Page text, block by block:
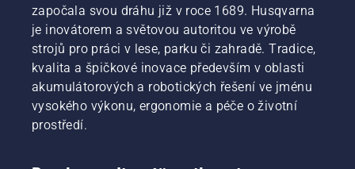
započala svou dráhu již v roce 1689. Husqvarna
je inovátorem a světovou autoritou ve výrobě
strojů pro práci v lese, parku či zahradě. Tradice,
kvalita a špičkové inovace především v oblasti
akumulátorových a robotických řešení ve jménu
vysokého výkonu, ergonomie a péče o životní
prostředí.